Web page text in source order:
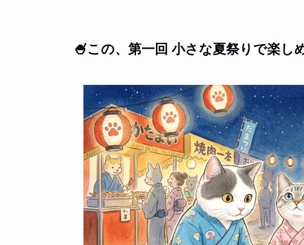
🍧この、第一回 小さな夏祭りで楽し